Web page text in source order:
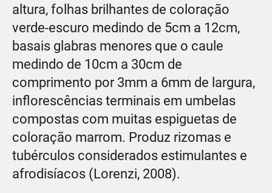
altura, folhas brilhantes de coloração
verde-escuro medindo de 5cm a 12cm,
basais glabras menores que o caule
medindo de 10cm a 30cm de
comprimento por 3mm a 6mm de largura,
inflorescências terminais em umbelas
compostas com muitas espiguetas de
coloração marrom. Produz rizomas e
tubérculos considerados estimulantes e
afrodisíacos (Lorenzi, 2008).